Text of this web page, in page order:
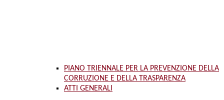
PIANO TRIENNALE PER LA PREVENZIONE DELLA
CORRUZIONE E DELLA TRASPARENZA
ATTI GENERALI